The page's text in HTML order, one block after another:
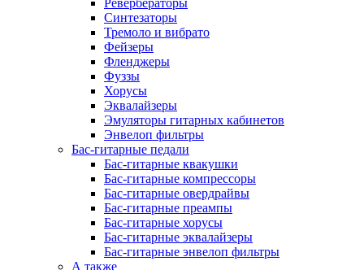
Синтезаторы
Тремоло и вибрато
Фейзеры
Фленджеры
Фуззы
Хорусы
Эквалайзеры
Эмуляторы гитарных кабинетов
Энвелоп фильтры
Бас-гитарные педали
Бас-гитарные квакушки
Бас-гитарные компрессоры
Бас-гитарные овердрайвы
Бас-гитарные преампы
Бас-гитарные хорусы
Бас-гитарные эквалайзеры
Бас-гитарные энвелоп фильтры
А также